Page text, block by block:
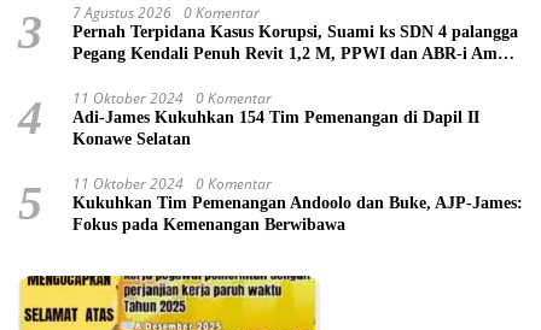
3 7 Agustus 2026 0 Komentar
Pernah Terpidana Kasus Korupsi, Suami ks SDN 4 palangga
Pegang Kendali Penuh Revit 1,2 M, PPWI dan ABR-i Ambil
4 11 Oktober 2024 0 Komentar
Adi-James Kukuhkan 154 Tim Pemenangan di Dapil II
Konawe Selatan
5 11 Oktober 2024 0 Komentar
Kukuhkan Tim Pemenangan Andoolo dan Buke, AJP-James:
Fokus pada Kemenangan Berwibawa